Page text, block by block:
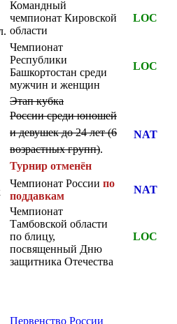
Командный
чемпионат Кировской
области
LOC
Чемпионат
Республики
Башкортостан среди
мужчин и женщин
LOC
Этап кубка
Россиисреди юношей
и девушек до 24 лет (6
возрастных групп).
Турнир отменён
NAT
Чемпионат России по
поддавкам
NAT
Чемпионат
Тамбовской области
по блицу,
посвященный Дню
защитника Отечества
LOC
Первенство России